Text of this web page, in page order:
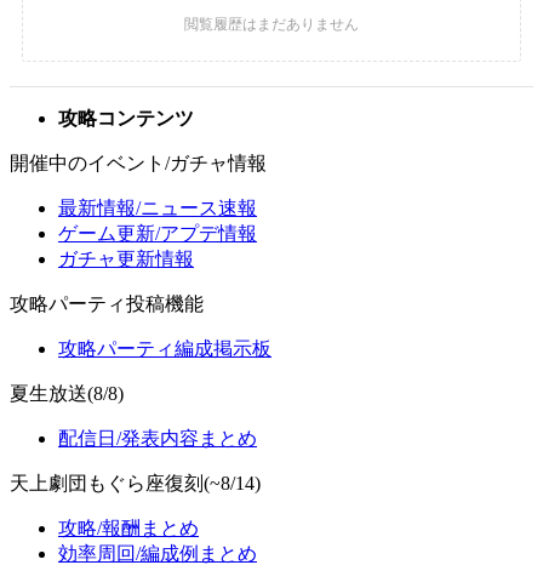
攻略コンテンツ
開催中のイベント/ガチャ情報
最新情報/ニュース速報
ゲーム更新/アプデ情報
ガチャ更新情報
攻略パーティ投稿機能
攻略パーティ編成掲示板
夏生放送(8/8)
配信日/発表内容まとめ
天上劇団もぐら座復刻(~8/14)
攻略/報酬まとめ
効率周回/編成例まとめ